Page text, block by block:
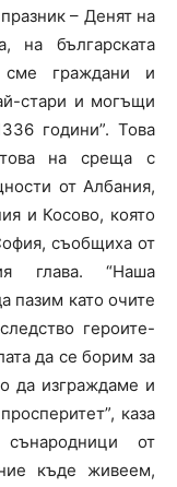
– Денят на
на българската
граждани и
стари и могъщи
години”. Това
на среща с
от Албания,
и Косово, която
съобщиха от
глава. “Наша
пазим като очите
героите-
да се борим за
да изграждаме и
каза
от
къде живеем,